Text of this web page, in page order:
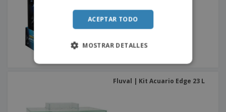
Fluval | Kit Acuario Edge 23 L
ACEPTAR TODO
MOSTRAR DETALLES